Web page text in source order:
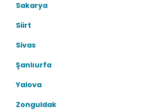
Sakarya
Siirt
Sivas
Şanlıurfa
Yalova
Zonguldak